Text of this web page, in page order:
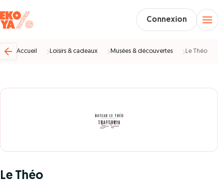
Connexion
Accueil Loisirs & cadeaux Musées & découvertes Le Théo
Le Théo